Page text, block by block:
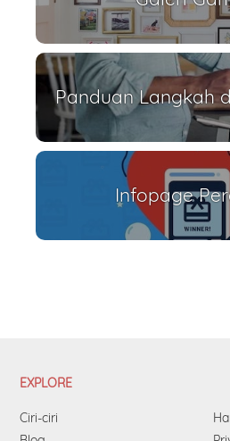
Panduan Langkah
Infopage
EXPLORE
Ciri-ciri